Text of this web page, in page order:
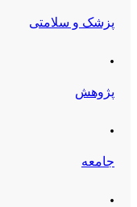
پزشک و سلامتی
.
پژوهش
.
جامعه
.